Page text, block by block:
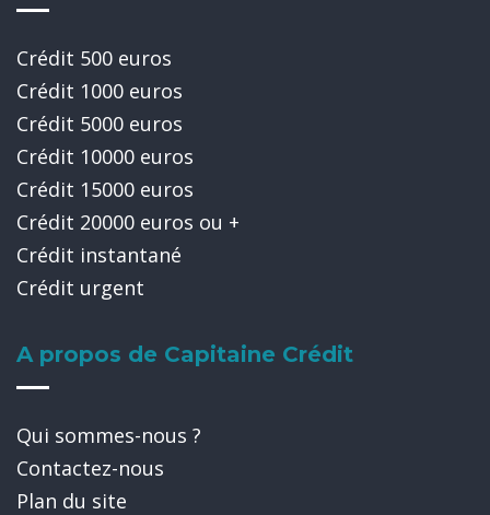
Crédit 500 euros
Crédit 1000 euros
Crédit 5000 euros
Crédit 10000 euros
Crédit 15000 euros
Crédit 20000 euros ou +
Crédit instantané
Crédit urgent
A propos de Capitaine Crédit
Qui sommes-nous ?
Contactez-nous
Plan du site